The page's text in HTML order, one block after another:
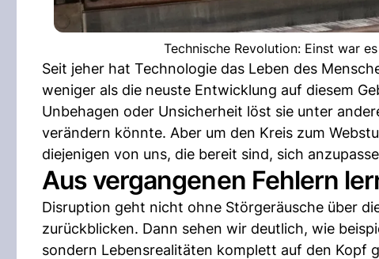
Technische Revolution: Einst war
Seit jeher hat Technologie das Leben des
weniger als die neuste Entwicklung auf diesem
Unbehagen oder Unsicherheit löst sie unter
verändern könnte. Aber um den Kreis zum
diejenigen von uns, die bereit sind, sich
Aus vergangenen Fehlern
Disruption geht nicht ohne Störgeräusche über
zurückblicken. Dann sehen wir deutlich, wie
sondern Lebensrealitäten komplett auf den Kopf